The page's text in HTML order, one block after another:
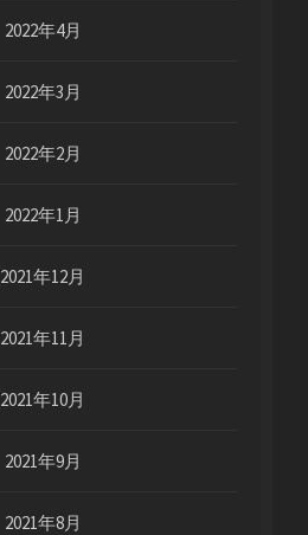
2022年4月
2022年3月
2022年2月
2022年1月
2021年12月
2021年11月
2021年10月
2021年9月
2021年8月